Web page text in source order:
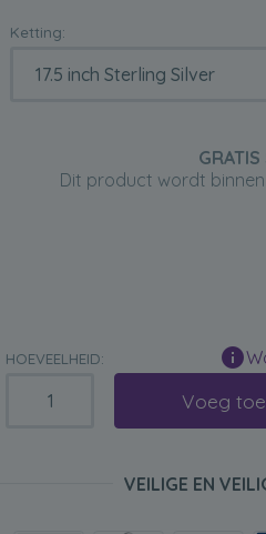
Ketting:
Dit product wordt
HOEVEELHEID:
Voeg
VEILIGE EN